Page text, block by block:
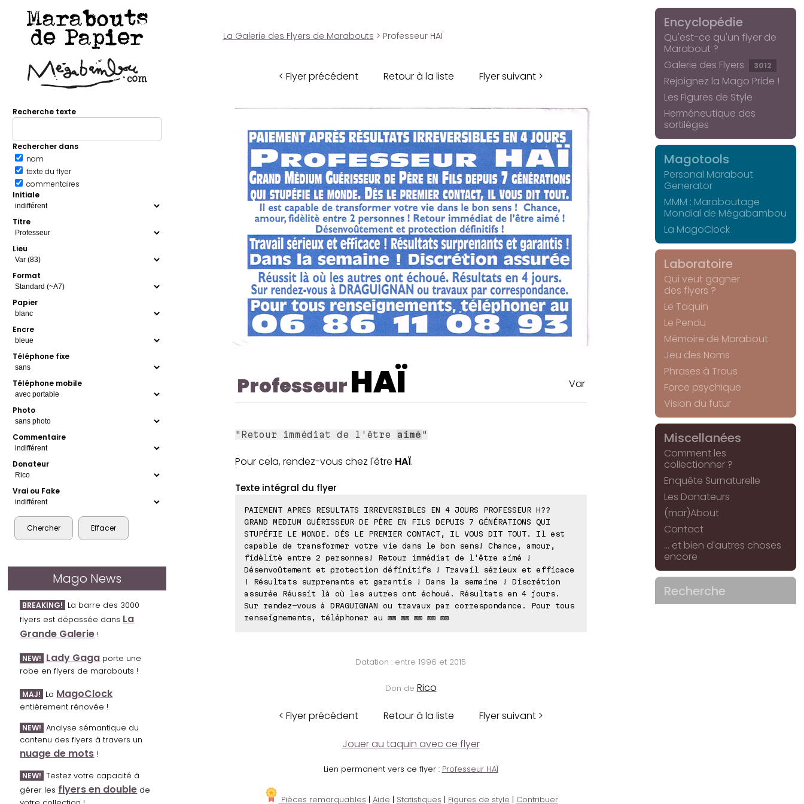
Marabouts
de Papier
Recherche texte
Rechercher dans
nom
texte du flyer
commentaires
Initiale
Titre
Lieu
Format
Papier
Encre
Téléphone fixe
Téléphone mobile
Photo
Commentaire
Donateur
Vrai ou Fake
Mago News
BREAKING! La barre des 3000
flyers est dépassée dans La
Grande Galerie !
NEW! Lady Gaga porte une
robe en flyers de marabouts !
MAJ! La MagoClock
entièrement rénovée !
NEW! Analyse sémantique du
contenu des flyers à travers un
nuage de mots !
NEW! Testez votre capacité à
gérer les flyers en double de
La Galerie des Flyers de Marabouts > Professeur HAÏ
< Flyer précédent Retour à la liste Flyer suivant >
ProfesseurHAÏ Var
"Retour immédiat de l'être aimé "
Pour cela, rendez-vous chez l'être HAÏ.
Texte intégral du flyer
PAIEMENT APRES RESULTATS IRREVERSIBLES EN 4 JOURS PROFESSEUR H??
GRAND MEDIUM GUÉRISSEUR DE PÈRE EN FILS DEPUIS 7 GÉNÉRATIONS QUI
STUPÉFIE LE MONDE. DÉS LE PREMIER CONTACT, IL VOUS DIT TOUT. Il est
capable de transformer votre vie dans le bon sens! Chance, amour,
fidèlitè entre 2 personnes! Retour immédiat de l'être aimé !
Désenvoûtement et protection définitifs ! Travail sérieux et efficace
! Résultats surprenants et garantis ! Dans la semaine ! Discrétion
assurée Réussit là où les autres ont échoué. Résultats en 4 jours.
Sur rendez-vous à DRAGUIGNAN ou travaux par correspondance. Pour tous
renseignements, téléphoner au ⊠⊠ ⊠⊠ ⊠⊠ ⊠⊠ ⊠⊠
Datation : entre 1996 et 2015
Don de Rico
< Flyer précédent Retour à la liste Flyer suivant >
Jouer au taquin avec ce flyer
Lien permanent vers ce flyer : Professeur HAÏ
Pièces remarquables | Aide | Statistiques | Figures de style | Contribuer
Encyclopédie
Qu'est-ce qu'un flyer de
Marabout ?
Galerie des Flyers
3012
Rejoignez la Mago Pride !
Les Figures de Style
Herméneutique des
sortilèges
Magotools
Personal Marabout
Generator
MMM : Maraboutage
Mondial de Mégabambou
La MagoClock
Laboratoire
Qui veut gagner
des flyers ?
Le Taquin
Le Pendu
Mémoire de Marabout
Jeu des Noms
Phrases à Trous
Force psychique
Vision du futur
Miscellanées
Comment les
collectionner ?
Enquête Surnaturelle
Les Donateurs
(mar)About
Contact
... et bien d'autres choses
encore
Recherche